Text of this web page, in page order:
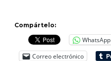
Compártelo:
WhatsApp
Correo electrónico